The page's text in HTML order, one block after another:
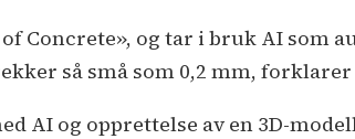
Concrete», og tar i bruk AI som
så små som 0,2 mm,
AI og opprettelse av en 3D-